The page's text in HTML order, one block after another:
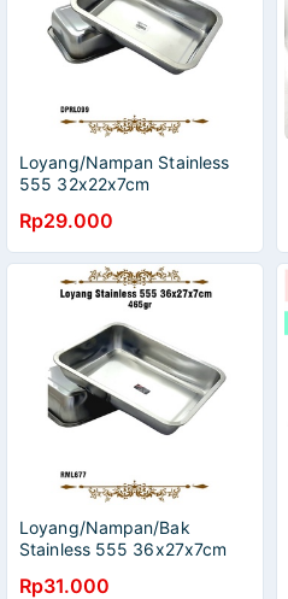
Loyang/Nampan Stainless
555 32x22x7cm
Rp29.000
Loyang/Nampan/Bak
Stainless 555 36x27x7cm
Rp31.000